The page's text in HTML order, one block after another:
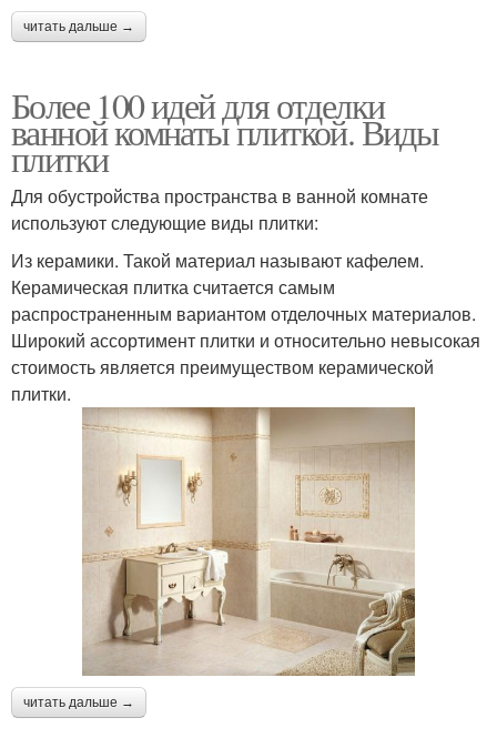
читать дальше →
Более 100 идей для отделки
ванной комнаты плиткой. Виды
плитки
Для обустройства пространства в ванной комнате
используют следующие виды плитки:
Из керамики. Такой материал называют кафелем.
Керамическая плитка считается самым
распространенным вариантом отделочных материалов.
Широкий ассортимент плитки и относительно невысокая
стоимость является преимуществом керамической
плитки.
читать дальше →